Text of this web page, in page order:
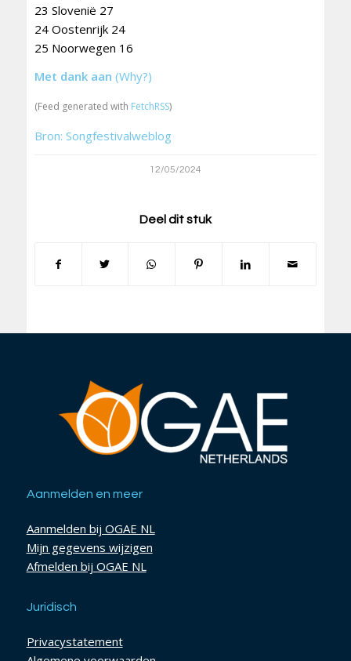
23 Slovenië 27
24 Oostenrijk 24
25 Noorwegen 16
Met dank aan (Why?)
(Feed generated with FetchRSS)
Bron: Songfestivalweblog
12/05/2024
Deel dit stuk
Aanmelden en meer
Aanmelden bij OGAE NL
Mijn gegevens wijzigen
Afmelden bij OGAE NL
Juridisch
Privacystatement